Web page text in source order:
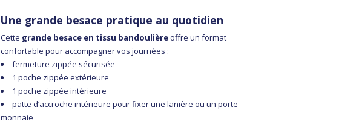
Une grande besace pratique au quotidien
Cette grande besace en tissu bandoulièreoffre un format
confortable pour accompagner vos journées :
fermeture zippée sécurisée
1 poche zippée extérieure
1 poche zippée intérieure
patte d’accroche intérieure pour fixer une lanière ou un porte-
monnaie